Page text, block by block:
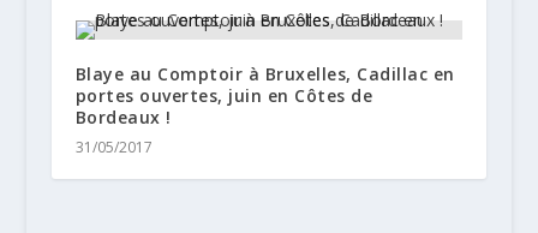
Blaye au Comptoir à Bruxelles, Cadillac en
portes ouvertes, juin en Côtes de
Bordeaux !
31/05/2017